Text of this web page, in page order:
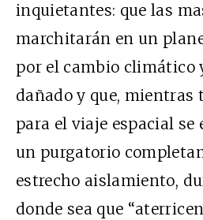
inquietantes: que las
marchitarán en un
por el cambio climático
dañado y que, mientras
para el viaje espacial
un purgatorio
estrecho aislamiento,
donde sea que